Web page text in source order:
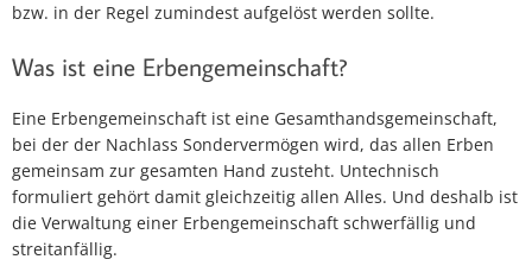
bzw. in der Regel zumindest aufgelöst werden sollte.
Was ist eine Erbengemeinschaft?
Eine Erbengemeinschaft ist eine Gesamthandsgemeinschaft,
bei der der Nachlass Sondervermögen wird, das allen Erben
gemeinsam zur gesamten Hand zusteht. Untechnisch
formuliert gehört damit gleichzeitig allen Alles. Und deshalb ist
die Verwaltung einer Erbengemeinschaft schwerfällig und
streitanfällig.